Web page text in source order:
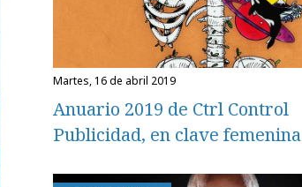
martes, 16 de abril 2019
Anuario 2019 de Ctrl Control
Publicidad, en clave femenina